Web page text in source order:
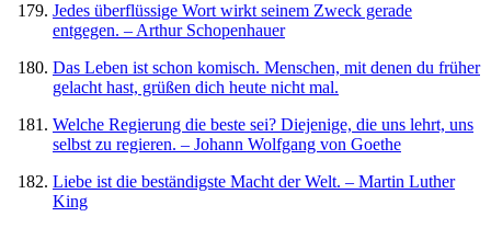
Jedes überflüssige Wort wirkt seinem Zweck gerade
entgegen. – Arthur Schopenhauer
Das Leben ist schon komisch. Menschen, mit denen du früher
gelacht hast, grüßen dich heute nicht mal.
Welche Regierung die beste sei? Diejenige, die uns lehrt, uns
selbst zu regieren. – Johann Wolfgang von Goethe
Liebe ist die beständigste Macht der Welt. – Martin Luther
King